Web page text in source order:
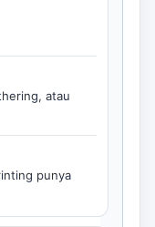
atau
punya